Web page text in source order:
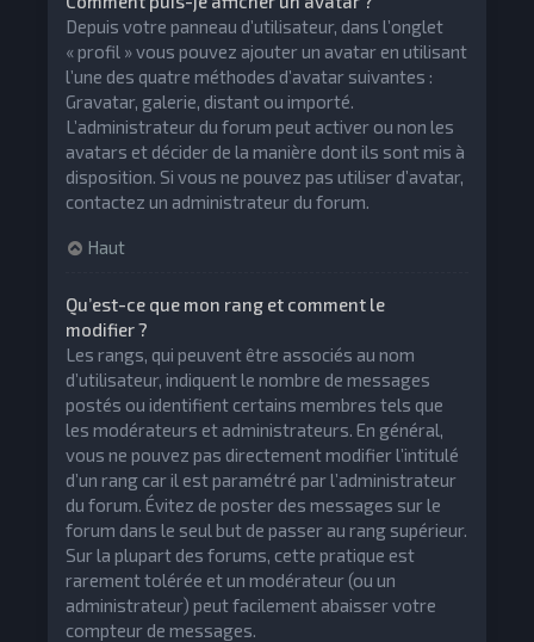
Depuis votre panneau d’utilisateur, dans l’onglet
« profil » vous pouvez ajouter un avatar en utilisant
l’une des quatre méthodes d’avatar suivantes :
Gravatar, galerie, distant ou importé.
L’administrateur du forum peut activer ou non les
avatars et décider de la manière dont ils sont mis à
disposition. Si vous ne pouvez pas utiliser d’avatar,
contactez un administrateur du forum.
Haut
Qu’est-ce que mon rang et comment le
modifier ?
Les rangs, qui peuvent être associés au nom
d’utilisateur, indiquent le nombre de messages
postés ou identifient certains membres tels que
les modérateurs et administrateurs. En général,
vous ne pouvez pas directement modifier l’intitulé
d’un rang car il est paramétré par l’administrateur
du forum. Évitez de poster des messages sur le
forum dans le seul but de passer au rang supérieur.
Sur la plupart des forums, cette pratique est
rarement tolérée et un modérateur (ou un
administrateur) peut facilement abaisser votre
compteur de messages.